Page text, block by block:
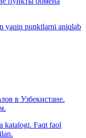
yaqin punktlarni aniqlab
в Узбекистане.
katalogi. Faqt faol